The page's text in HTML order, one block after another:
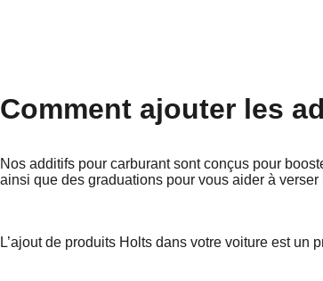
Comment ajouter les
Nos additifs pour carburant sont conçus pour
ainsi que des graduations pour vous aider à verser
L’ajout de produits Holts dans votre voiture est un